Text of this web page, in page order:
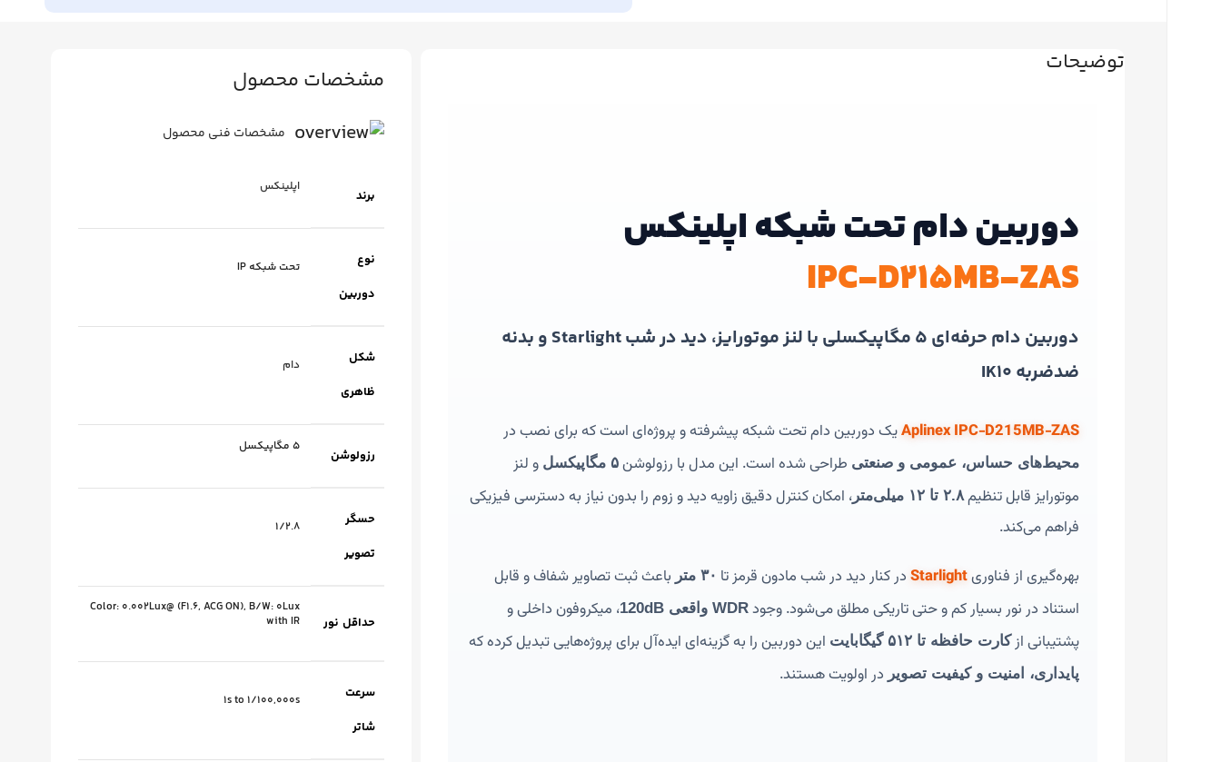
توضیحات
دوربین دام تحت شبکه اپلینکس
IPC‑D215MB‑ZAS
دوربین دام حرفه‌ای ۵ مگاپیکسلی با لنز موتورایز، دید در شب Starlight و بدنه
ضدضربه IK10
Aplinex IPC‑D215MB‑ZASیک دوربین دام تحت شبکه پیشرفته و پروژه‌ای است که برای نصب در
محیط‌های حساس، عمومی و صنعتی طراحی شده است. این مدل با رزولوشن ۵ مگاپیکسل
و لنز
موتورایز قابل تنظیم۲.۸ تا ۱۲ میلی‌متر
، امکان کنترل دقیق زاویه دید و زوم را بدون نیاز به دسترسی فیزیکی
فراهم می‌کند.
بهره‌گیری از فناوریStarlightدر کنار دید در شب مادون قرمز تا ۳۰ متر
باعث ثبت تصاویر شفاف و قابل
استناد در نور بسیار کم و حتی تاریکی مطلق می‌شود. وجود WDR واقعی 120dB
، میکروفون داخلی و
پشتیبانی ازکارت حافظه تا ۵۱۲ گیگابایت این دوربین را به گزینه‌ای ایده‌آل برای پروژه‌هایی تبدیل کرده که
پایداری، امنیت و کیفیت تصویر در اولویت هستند.
مشخصات محصول
مشخصات فنی محصول
برند
اپلینکس
نوع
دوربین
تحت شبکه IP
شکل
ظاهری
دام
رزولوشن
5 مگاپیکسل
حسگر
تصویر
۱/۲.۸
حداقل نور
Color: 0.002Lux@ (F1.6, ACG ON), B/W: 0Lux
with IR
سرعت
شاتر
1s to 1/100,000s